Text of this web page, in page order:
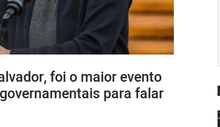
foi o maior evento
para falar